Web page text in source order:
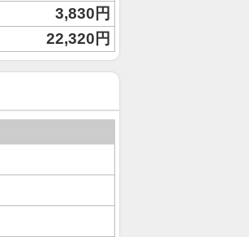
3,830円
22,320円